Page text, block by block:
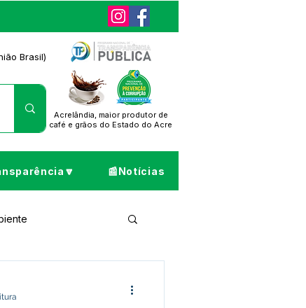
Brasil)
Acrelândia, maior produtor de
café e grãos do Estado do Acre
📰Notícias